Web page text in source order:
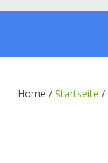
Home / Startseite /